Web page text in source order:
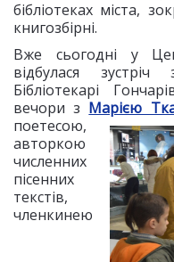
бібліотеках міста,
книгозбірні.
Вже сьогодні у
відбулася
Бібліотекарі
вечори з Марією
поетесою,
авторкою
численних
пісенних
текстів,
членкинею